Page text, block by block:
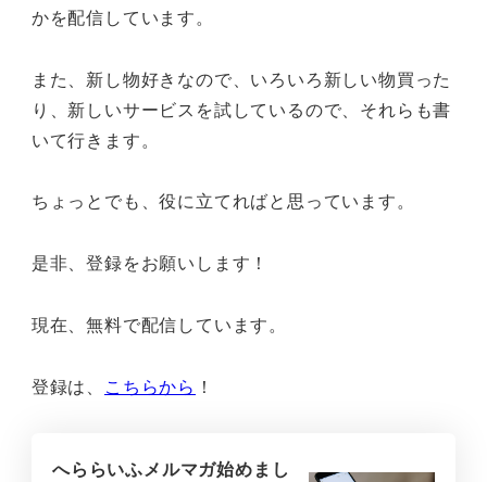
かを配信しています。
また、新し物好きなので、いろいろ新しい物買った
り、新しいサービスを試しているので、それらも書
いて行きます。
ちょっとでも、役に立てればと思っています。
是非、登録をお願いします！
現在、無料で配信しています。
登録は、 こちらから ！
へららいふメルマガ始めまし